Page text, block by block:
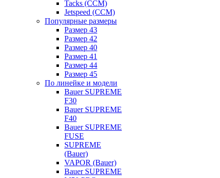
Tacks (CCM)
Jetspeed (CCM)
Популярные размеры
Размер 43
Размер 42
Размер 40
Размер 41
Размер 44
Размер 45
По линейке и модели
Bauer SUPREME
F30
Bauer SUPREME
F40
Bauer SUPREME
FUSE
SUPREME
(Bauer)
VAPOR (Bauer)
Bauer SUPREME